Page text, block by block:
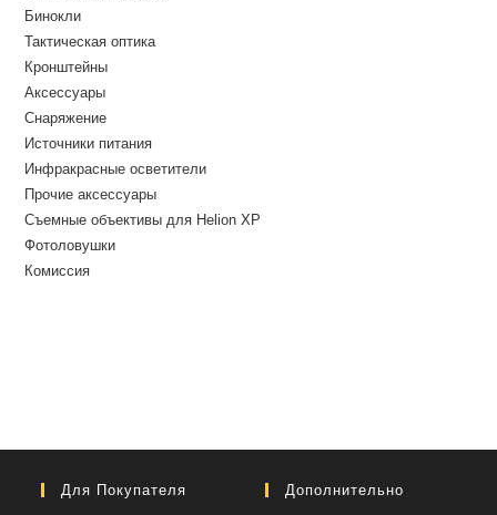
Бинокли
Тактическая оптика
Кронштейны
Аксессуары
Снаряжение
Источники питания
Инфракрасные осветители
Прочие аксессуары
Съемные объективы для Helion XP
Фотоловушки
Комиссия
Для Покупателя Дополнительно